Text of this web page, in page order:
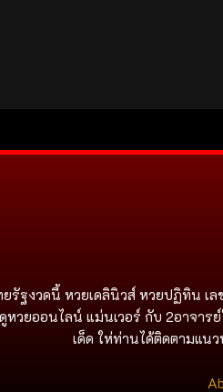
รัฐงวดนี้ หวยเดลินิวส์ หวยปฏิทิน เ
วยออนไลน์ แม่นเวอร์ กับ 2อาจาร
เด็ด ให่ท่านได้ติดตามแน